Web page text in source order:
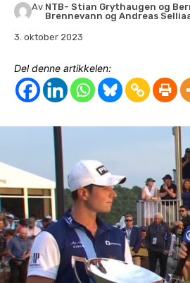
Av NTB- Stian Grythaugen og
Brennevann og Andreas
3. oktober 2023
Del denne artikkelen: